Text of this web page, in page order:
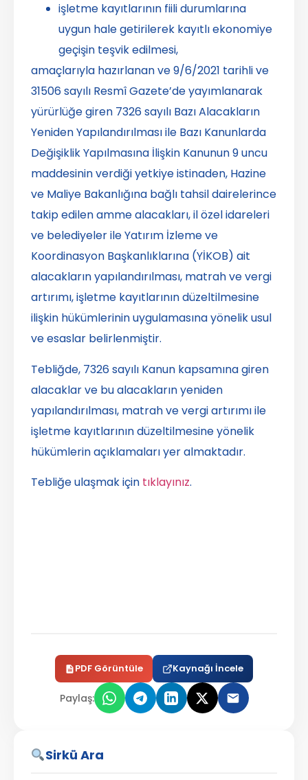
işletme kayıtlarının fiili durumlarına
uygun hale getirilerek kayıtlı ekonomiye
geçişin teşvik edilmesi,
amaçlarıyla hazırlanan ve 9/6/2021 tarihli ve
31506 sayılı Resmî Gazete’de yayımlanarak
yürürlüğe giren 7326 sayılı Bazı Alacakların
Yeniden Yapılandırılması ile Bazı Kanunlarda
Değişiklik Yapılmasına İlişkin Kanunun 9 uncu
maddesinin verdiği yetkiye istinaden, Hazine
ve Maliye Bakanlığına bağlı tahsil dairelerince
takip edilen amme alacakları, il özel idareleri
ve belediyeler ile Yatırım İzleme ve
Koordinasyon Başkanlıklarına (YİKOB) ait
alacakların yapılandırılması, matrah ve vergi
artırımı, işletme kayıtlarının düzeltilmesine
ilişkin hükümlerinin uygulamasına yönelik usul
ve esaslar belirlenmiştir.
Tebliğde, 7326 sayılı Kanun kapsamına giren
alacaklar ve bu alacakların yeniden
yapılandırılması, matrah ve vergi artırımı ile
işletme kayıtlarının düzeltilmesine yönelik
hükümlerin açıklamaları yer almaktadır.
Tebliğe ulaşmak için tıklayınız.
PDF Görüntüle Kaynağı İncele
Paylaş:
Sirkü Ara